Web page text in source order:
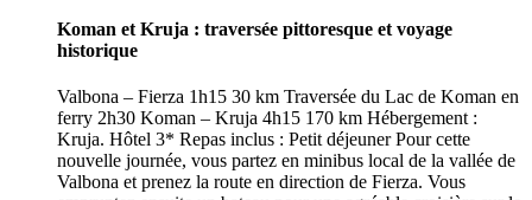
Koman et Kruja : traversée pittoresque et voyage
historique
Valbona – Fierza 1h15 30 km Traversée du Lac de Koman en
ferry 2h30 Koman – Kruja 4h15 170 km Hébergement :
Kruja. Hôtel 3* Repas inclus : Petit déjeuner Pour cette
nouvelle journée, vous partez en minibus local de la vallée de
Valbona et prenez la route en direction de Fierza. Vous